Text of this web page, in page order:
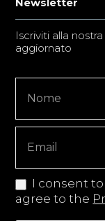
Newsletter
Iscriviti alla
aggiornato
Signup
Copy
I consent
agree to the